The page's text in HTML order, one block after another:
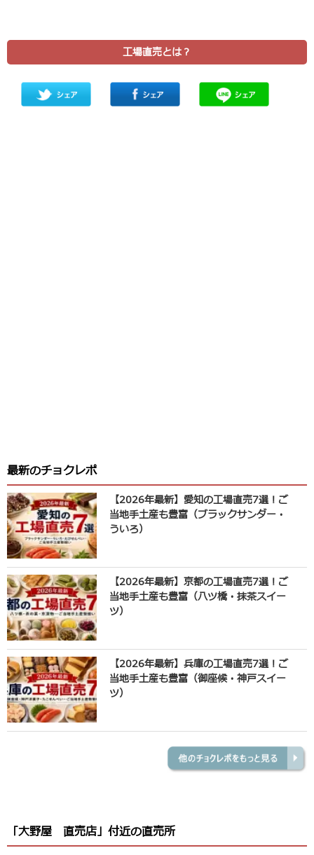
工場直売とは？
最新のチョクレポ
【2026年最新】愛知の工場直売7選！ご
当地手土産も豊富（ブラックサンダー・
ういろ）
【2026年最新】京都の工場直売7選！ご
当地手土産も豊富（八ツ橋・抹茶スイー
ツ）
【2026年最新】兵庫の工場直売7選！ご
当地手土産も豊富（御座候・神戸スイー
ツ）
「大野屋 直売店」付近の直売所